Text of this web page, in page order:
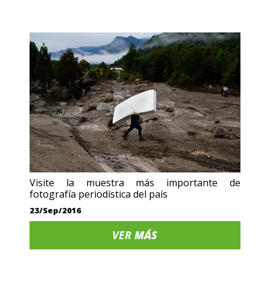
Visite la muestra más importante de
fotografía periodística del país
23/Sep/2016
VERMÁS